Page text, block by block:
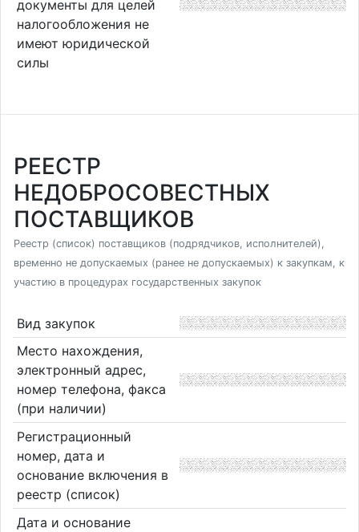
документы для целей
налогообложения не
имеют юридической
силы
РЕЕСТР
НЕДОБРОСОВЕСТНЫХ
ПОСТАВЩИКОВ
Реестр (список) поставщиков (подрядчиков, исполнителей),
временно не допускаемых (ранее не допускаемых) к закупкам, к
участию в процедурах государственных закупок
Вид закупок
Место нахождения,
электронный адрес,
номер телефона, факса
(при наличии)
Регистрационный
номер, дата и
основание включения в
реестр (список)
Дата и основание